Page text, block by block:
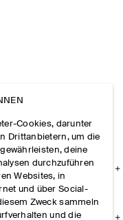
Cookies, darunter
Drittanbietern, um die
deine
durchzuführen
Websites, in
und über Social-
Zweck sammeln
und die